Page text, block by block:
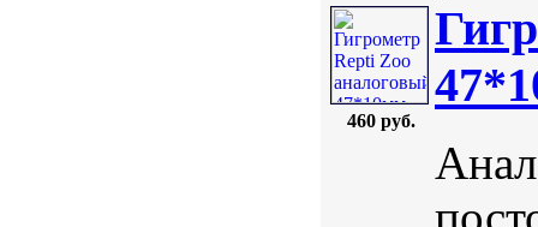
460 руб.